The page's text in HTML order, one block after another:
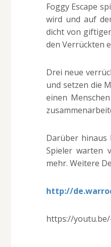
Foggy Escape
wird und auf
dicht von
den Verrückten
Drei neue
und setzen die
einen
Darüber hinaus
Spieler warten
mehr. Weitere
http://
https://